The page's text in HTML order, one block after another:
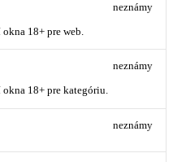
18+ pre web.
neznámy
18+ pre kategóriu.
neznámy
neznámy